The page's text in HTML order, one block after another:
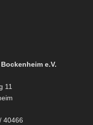
e.V.
11
40466